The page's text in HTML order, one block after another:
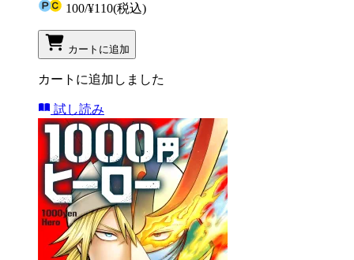
100/¥110(税込)
カートに追加
カートに追加しました
試し読み